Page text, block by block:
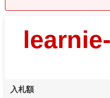
入札額